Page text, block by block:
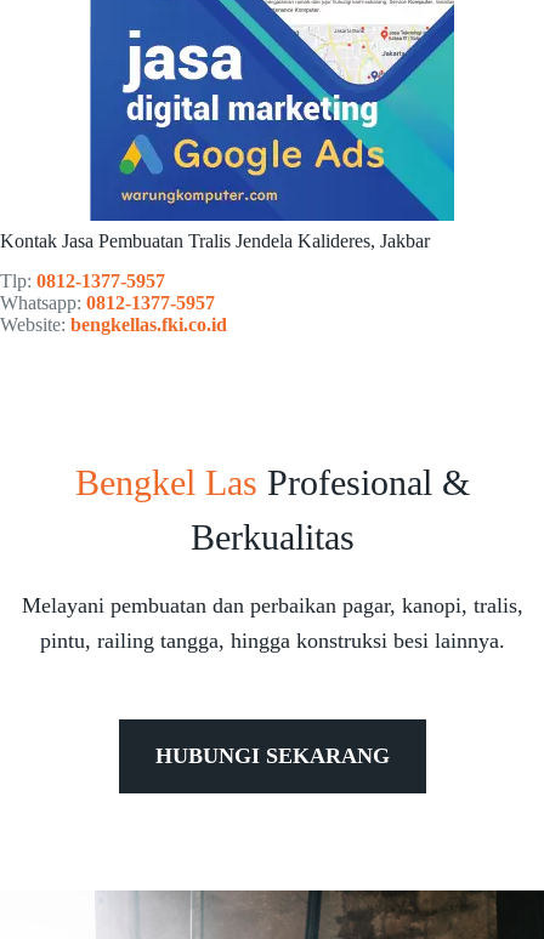
Kontak Jasa Pembuatan Tralis Jendela Kalideres, Jakbar
Tlp: 0812-1377-5957
Whatsapp: 0812-1377-5957
Website: bengkellas.fki.co.id
Bengkel Las Profesional &
Berkualitas
Melayani pembuatan dan perbaikan pagar, kanopi, tralis,
pintu, railing tangga, hingga konstruksi besi lainnya.
HUBUNGI SEKARANG